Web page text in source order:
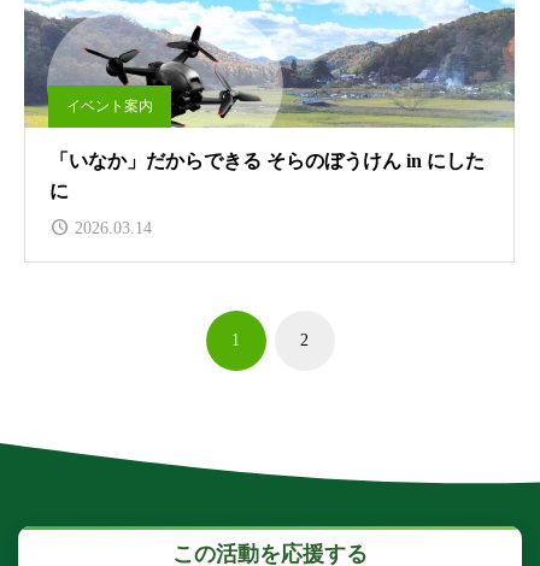
イベント案内
「いなか」だからできる そらのぼうけん in にした
に
2026.03.14
1 2
この活動を応援する